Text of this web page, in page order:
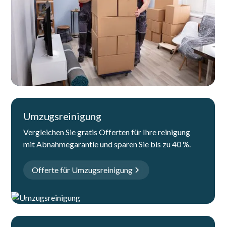
Umzugsreinigung
Vergleichen Sie gratis Offerten für Ihre reinigung
mit Abnahmegarantie und sparen Sie bis zu 40 %.
Offerte für Umzugsreinigung